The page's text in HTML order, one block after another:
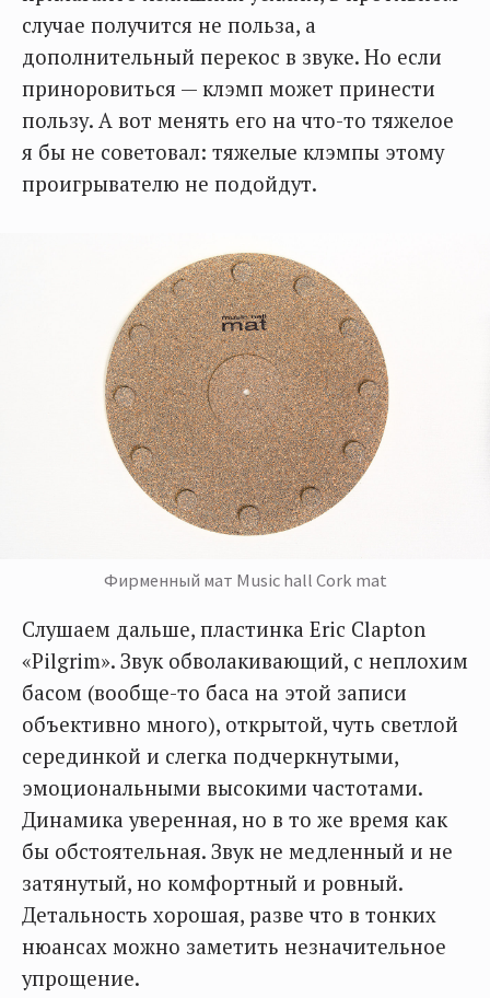
случае получится не польза, а
дополнительный перекос в звуке. Но если
приноровиться — клэмп может принести
пользу. А вот менять его на что-то тяжелое
я бы не советовал: тяжелые клэмпы этому
проигрывателю не подойдут.
Фирменный мат Music hall Cork mat
Слушаем дальше, пластинка Eric Clapton
«Pilgrim». Звук обволакивающий, с неплохим
басом (вообще-то баса на этой записи
объективно много), открытой, чуть светлой
серединкой и слегка подчеркнутыми,
эмоциональными высокими частотами.
Динамика уверенная, но в то же время как
бы обстоятельная. Звук не медленный и не
затянутый, но комфортный и ровный.
Детальность хорошая, разве что в тонких
нюансах можно заметить незначительное
упрощение.